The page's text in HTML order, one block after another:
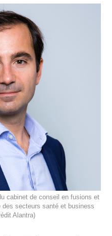
cabinet de conseil en fusions et
secteurs santé et business
Alantra)